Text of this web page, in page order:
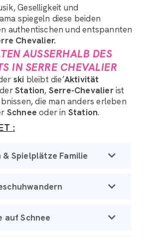
Geselligkeit und
spiegeln diese beiden
authentischen und entspannten
Chevalier.
AUSSERHALB DES S
IN SERRE CHEVALIER
ski bleibt die’Aktivität
Station, Serre-Chevalierist
die man anders erleben
Schnee oder in Station.
:
& Spielplätze Familie
auf Schnee